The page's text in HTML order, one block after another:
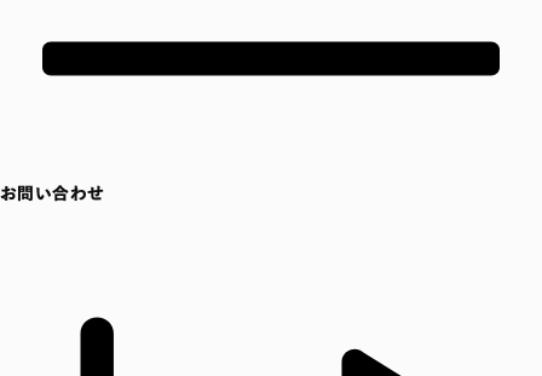
お問い合わせ